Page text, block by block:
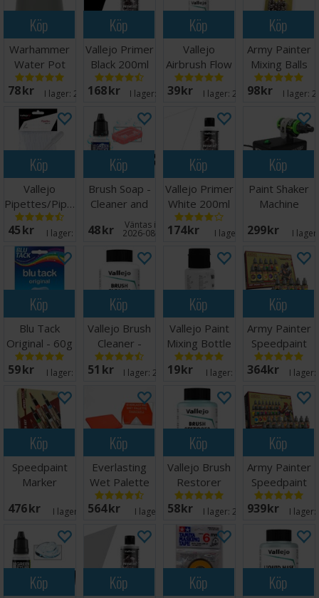
Köp
Warhammer
Water Pot
78 SEK I lager: 20+
Köp
Vallejo Primer
Black 200ml
168 SEK I lager: 20+
Köp
Vallejo
Airbrush Flow
Improver
17ml
39 SEK I lager:20+
Köp
Army Painter
Mixing Balls
98 SEK I lager:
Köp
Vallejo
Pipettes/Pipetter
(3ml) - 8 st
45 SEK I lager:
Köp
Brush Soap -
Cleaner and
Preserver
48 SEK Väntas in:
2026-08-20
Köp
Vallejo Primer
White 200ml
174 SEK I lager: 2
Köp
Paint Shaker
Machine
299 SEK I
Köp
Blu Tack
Original - 60g
59 SEK I lager:
Köp
Vallejo Brush
Cleaner -
85ml
51 SEK I lager:20+
Köp
Vallejo Paint
Mixing Bottle
35ml
19 SEK I lager:
Köp
Army Painter
Speedpaint
Starter Set
2.0
364 SEK I lager:
Köp
Speedpaint
Marker
476 SEK I lager: 16
Köp
Everlasting
Wet Palette
Painter v2
564 SEK I lager: 6
Köp
Vallejo Brush
Restorer
85ml
58 SEK I lager:20+
Köp
Army Painter
Speedpaint
Most Wanted
2.0
939 SEK I lager:
Köp Köp Köp Köp